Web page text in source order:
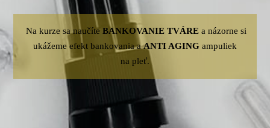
Na kurze sa naučíte BANKOVANIE TVÁRE a názorne si
ukážeme efekt bankovania aANTI AGING ampuliek
na pleť.